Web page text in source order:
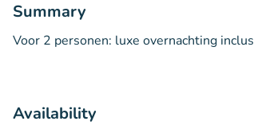
Summary
Voor 2 personen: luxe overnachting
Availability